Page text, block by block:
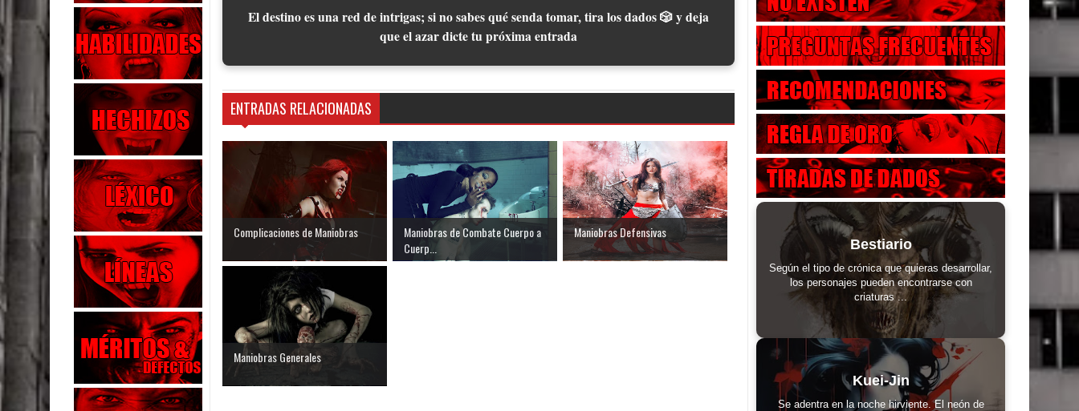
El destino es una red de intrigas; si no sabes qué senda tomar, tira los dados 🎲 y deja
que el azar dicte tu próxima entrada
ENTRADAS RELACIONADAS
Complicaciones de Maniobras
Maniobras de Combate Cuerpo a
Cuerp...
Maniobras Defensivas
Maniobras Generales
Bestiario
Según el tipo de crónica que quieras desarrollar,
los personajes pueden encontrarse con
criaturas ...
Kuei-Jin
Se adentra en la noche hirviente. El neón de